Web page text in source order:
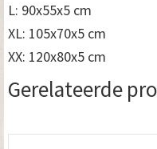
a
n
t
L: 90x55x5 cm
XL: 105x70x5 cm
XX: 120x80x5 cm
Gerelateerde